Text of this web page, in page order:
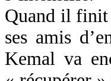
Quand il finit
ses amis
Kemal va